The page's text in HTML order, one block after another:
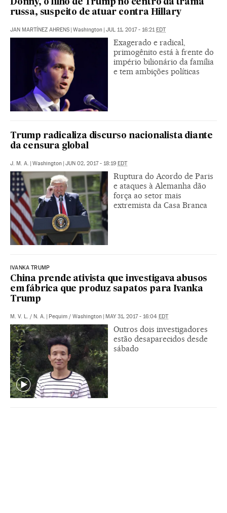
Donny, o filho de Trump no centro da trama
russa, suspeito de atuar contra Hillary
JAN MARTÍNEZ AHRENS | Washington | JUL 11, 2017 - 16:21EDT
Exagerado e radical,
primogênito está à frente do
império bilionário da família
e tem ambições políticas
Trump radicaliza discurso nacionalista diante
da censura global
J. M. A. | Washington | JUN 02, 2017 - 18:19 EDT
Ruptura do Acordo de Paris
e ataques à Alemanha dão
força ao setor mais
extremista da Casa Branca
IVANKA TRUMP
China prende ativista que investigava abusos
em fábrica que produz sapatos para Ivanka
Trump
M. V. L. / N. A. | Pequim / Washington | MAY 31, 2017 - 16:04 EDT
Outros dois investigadores
estão desaparecidos desde
sábado